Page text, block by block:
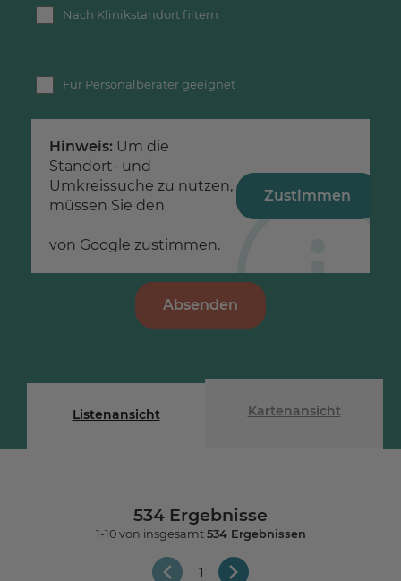
Nach Klinikstandort filtern
Für Personalberater geeignet
Hinweis: Um die
Standort- und
Umkreissuche zu nutzen,
müssen Sie den
von Google zustimmen.
Zustimmen
Absenden
Listenansicht Kartenansicht
534 Ergebnisse
1
1-10von insgesamt 534 Ergebnissen